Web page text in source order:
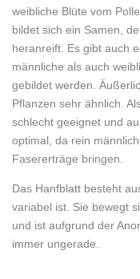
weibliche Blüte vom
bildet sich ein Samen,
heranreift. Es gibt auch
männliche als auch
gebildet werden.
Pflanzen sehr ähnlich.
schlecht geeignet und
optimal, da rein
Fasererträge bringen.
Das Hanfblatt besteht
variabel ist. Sie bewegt
und ist aufgrund der
immer ungerade.